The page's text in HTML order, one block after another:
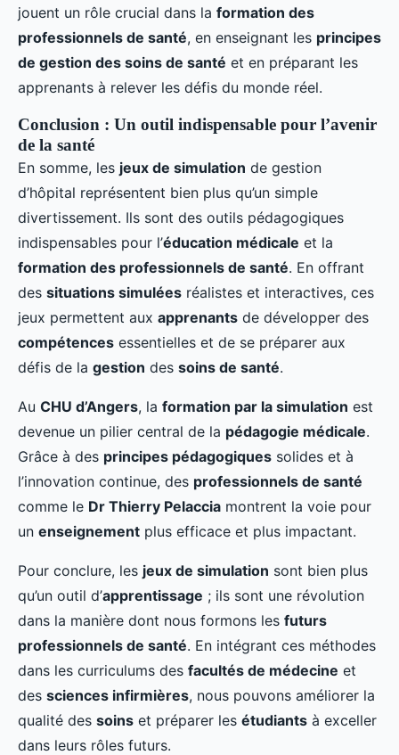
jouent un rôle crucial dans la formation des
professionnels de santé, en enseignant les principes
de gestion des soins de santé et en préparant les
apprenants à relever les défis du monde réel.
Conclusion : Un outil indispensable pour l’avenir
de la santé
En somme, les jeux de simulation de gestion
d’hôpital représentent bien plus qu’un simple
divertissement. Ils sont des outils pédagogiques
indispensables pour l’éducation médicale et la
formation des professionnels de santé. En offrant
des situations simulées réalistes et interactives, ces
jeux permettent aux apprenants de développer des
compétences essentielles et de se préparer aux
défis de la gestion des soins de santé.
Au CHU d’Angers, la formation par la simulation est
devenue un pilier central de la pédagogie médicale.
Grâce à des principes pédagogiques solides et à
l’innovation continue, des professionnels de santé
comme le Dr Thierry Pelaccia montrent la voie pour
un enseignement plus efficace et plus impactant.
Pour conclure, les jeux de simulation sont bien plus
qu’un outil d’apprentissage ; ils sont une révolution
dans la manière dont nous formons les futurs
professionnels de santé. En intégrant ces méthodes
dans les curriculums des facultés de médecine et
des sciences infirmières, nous pouvons améliorer la
qualité des soins et préparer les étudiants à exceller
dans leurs rôles futurs.